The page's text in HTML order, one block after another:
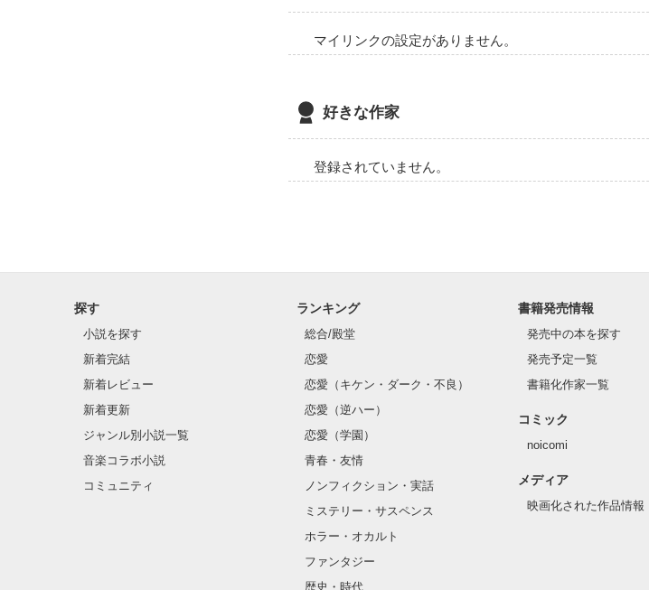
マイリンクの設定がありません。
好きな作家
登録されていません。
探す
小説を探す
新着完結
新着レビュー
新着更新
ジャンル別小説一覧
音楽コラボ小説
コミュニティ
ランキング
総合/殿堂
恋愛
恋愛（キケン・ダーク・不良）
恋愛（逆ハー）
恋愛（学園）
青春・友情
ノンフィクション・実話
ミステリー・サスペンス
ホラー・オカルト
ファンタジー
歴史・時代
書籍発売情報
発売中の本を探す
発売予定一覧
書籍化作家一覧
コミック
noicomi
メディア
映画化された作品情報